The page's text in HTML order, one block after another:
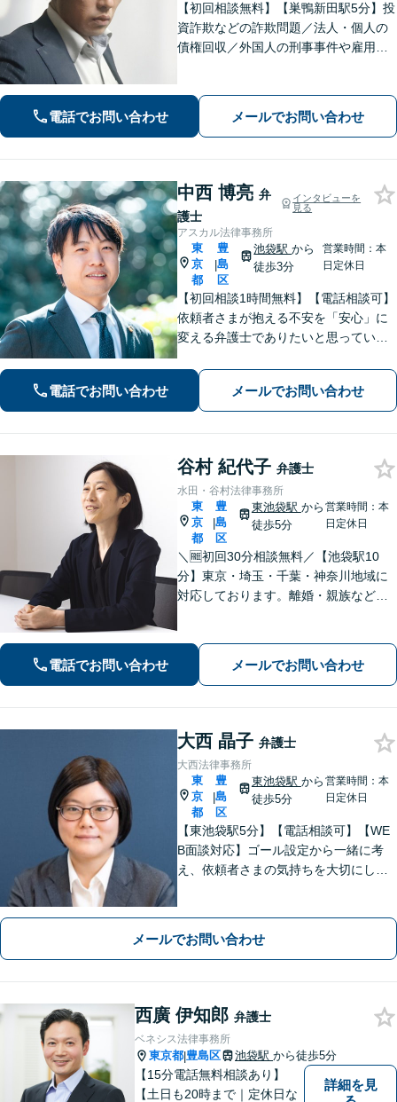
【初回相談無料】【巣鴨新田駅5分】投
資詐欺などの詐欺問題／法人・個人の
債権回収／外国人の刑事事件や雇用問
を1日でも早く解消できるよう尽力しま
す。お気軽にご相談ください【Web相
電話でお問い合わせ メールでお問い合わせ
中西 博亮 弁
護士
インタビューを
見る
アスカル法律事務所
東
京
都
|
豊
島
区
池袋駅から
徒歩3分
営業時間：本
日定休日
【初回相談1時間無料】【電話相談可】
依頼者さまが抱える不安を「安心」に
変える弁護士でありたいと思っていま
依頼者さまと密にコミュニケーション
を取ることを大切にしています。【休
日・夜間面談可】【メール・WEB相談
可】
電話でお問い合わせ メールでお問い合わせ
谷村 紀代子 弁護士
水田・谷村法律事務所
東
京
都
|
豊
島
区
東池袋駅 から
徒歩5分
営業時間：本
日定休日
＼🆓初回30分相談無料／【池袋駅10
分】東京・埼玉・千葉・神奈川地域に
対応しております。離婚・親族などの
庭内、学校内、職場内でのいじめ・ハ
ラスメントに積極対応。
電話でお問い合わせ メールでお問い合わせ
大西 晶子 弁護士
大西法律事務所
東
京
都
|
豊
島
区
東池袋駅 から
徒歩5分
営業時間：本
日定休日
【東池袋駅5分】【電話相談可】【WE
B面談対応】ゴール設定から一緒に考
え、依頼者さまの気持ちを大切にした
メールでお問い合わせ
西廣 伊知郎 弁護士
ベネシス法律事務所
東京都|豊島区 池袋駅 から徒歩5分
【15分電話無料相談あり】
【土日も20時まで｜定休日な
詳細を見